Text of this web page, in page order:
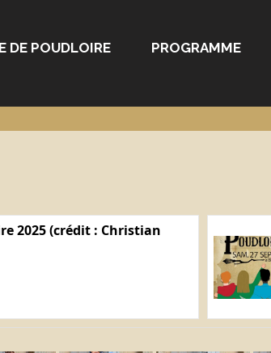
DE POUDLOIRE PROGRAMME
2025 (crédit : Christian